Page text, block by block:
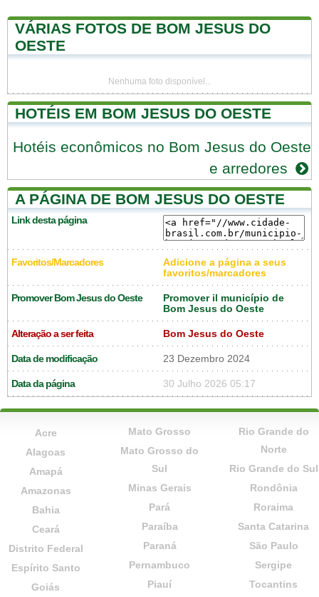
VÁRIAS FOTOS DE BOM JESUS DO
OESTE
Nenhuma foto disponível...
HOTÉIS EM BOM JESUS DO OESTE
Hotéis econômicos no Bom Jesus do Oeste
e arredores
A PÁGINA DE BOM JESUS DO OESTE
Link desta página
Favoritos/Marcadores
Adicione a página a seus
favoritos/marcadores
Promover Bom Jesus do Oeste
Promover il município de
Bom Jesus do Oeste
Alteração a ser feita Bom Jesus do Oeste
Data de modificação 23 Dezembro 2024
Data da página 30 Julho 2026 05:17
Acre
Alagoas
Amapá
Amazonas
Bahia
Ceará
Distrito Federal
Espírito Santo
Goiás
Mato Grosso
Mato Grosso do
Sul
Minas Gerais
Pará
Paraíba
Paraná
Pernambuco
Piauí
Rio Grande do
Norte
Rio Grande do Sul
Rondônia
Roraima
Santa Catarina
São Paulo
Sergipe
Tocantins